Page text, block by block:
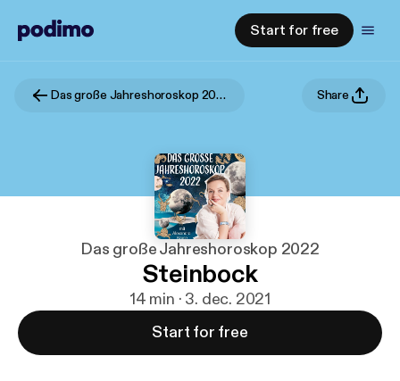
Start for free
Das große Jahreshoroskop 2022 Share
Das große Jahreshoroskop 2022
Steinbock
14 min · 3. dec. 2021
Start for free